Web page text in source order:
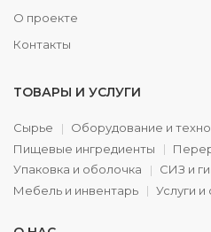
О проекте
Контакты
ТОВАРЫ И УСЛУГИ
Сырье
Оборудование и
Пищевые ингредиенты
Упаковка и оболочка
СИЗ и
Мебель и инвентарь
Услуги